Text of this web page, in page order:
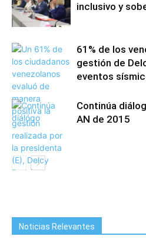
inclusivo y
61% de los
gestión de
eventos
Continúa
AN de 2015
Noticias Relevantes